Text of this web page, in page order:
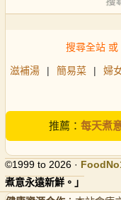
搜尋全站 或
滋補湯 | 簡易菜 | 婦
推薦： 每天煮
©1999 to 2026 ·
煮意永遠新鮮。」